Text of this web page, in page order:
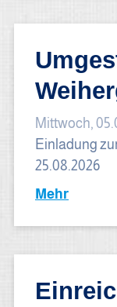
Mittwoch,
Einladung
25.08.2026
Mehr